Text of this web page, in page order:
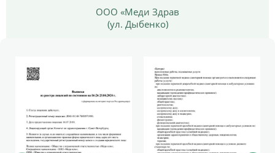
ООО «Меди Здрав
(ул. Дыбенко)